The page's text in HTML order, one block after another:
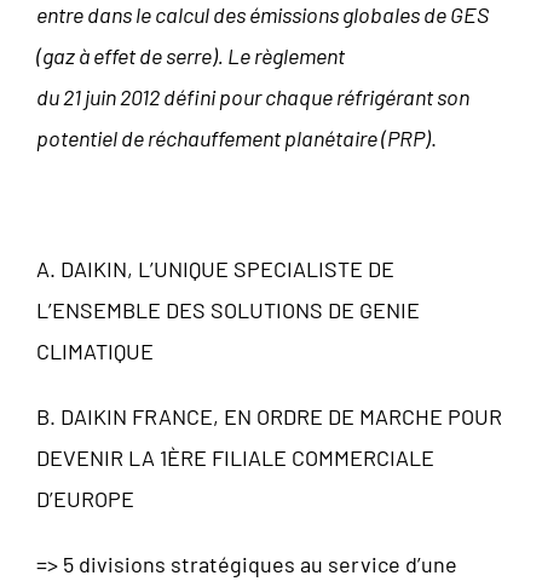
entre dans le calcul des émissions globales de GES
(gaz à effet de serre). Le règlement
du 21 juin 2012 défini pour chaque réfrigérant son
potentiel de réchauffement planétaire (PRP).
A. DAIKIN, L’UNIQUE SPECIALISTE DE
L’ENSEMBLE DES SOLUTIONS DE GENIE
CLIMATIQUE
B. DAIKIN FRANCE, EN ORDRE DE MARCHE POUR
DEVENIR LA 1ÈRE FILIALE COMMERCIALE
D’EUROPE
=> 5 divisions stratégiques au service d’une